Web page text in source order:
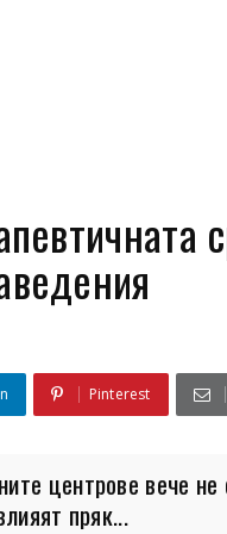
Pinterest
центрове вече
пряк...